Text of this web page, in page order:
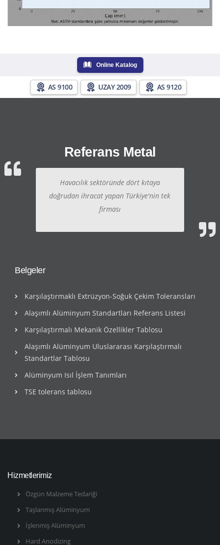
Online Katalog
AS 9100 UZAY 2009 AS 9120
Referans Metal
Havacılık sektöründe dört kıtaya
doğrudan ihracat yapan Türkiye'nin tek
firması
Belgeler
Karşılaştırmaklı Extrüzyon-Soğuk Çekim Toleransları
Alaşımlı Alüminyum Standartları Referans Listesi
Karşılaştırmalı Mekanik Özellikler Tablosu
Alaşımlı Alüminyum Uluslararası Karşılaştırmalı
Standartlar Tablosu
Alüminyum Isıl İşlem Tanımları
TSE tolerans tablosu
Hizmetlerimiz
Özgün Malzeme Tedariği
Taşlanmış Alüminyum
İşlenmiş Alüminyum
Hard Anodizing